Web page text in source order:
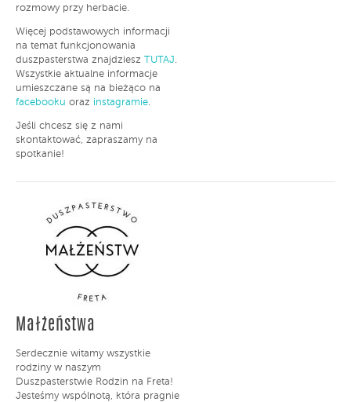
rozmowy przy herbacie.
Więcej podstawowych informacji
na temat funkcjonowania
duszpasterstwa znajdziesz TUTAJ.
Wszystkie aktualne informacje
umieszczane są na bieżąco na
facebooku oraz instagramie.
Jeśli chcesz się z nami
skontaktować, zapraszamy na
spotkanie!
Małżeństwa
Serdecznie witamy wszystkie
rodziny w naszym
Duszpasterstwie Rodzin na Freta!
Jesteśmy wspólnotą, która pragnie